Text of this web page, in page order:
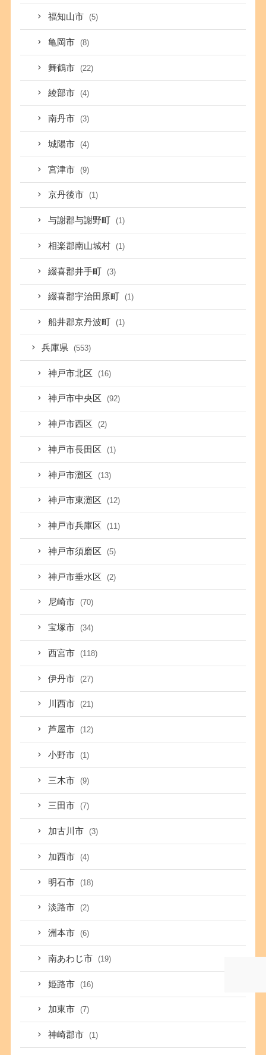
福知山市 (5)
亀岡市 (8)
舞鶴市 (22)
綾部市 (4)
南丹市 (3)
城陽市 (4)
宮津市 (9)
京丹後市 (1)
与謝郡与謝野町 (1)
相楽郡南山城村 (1)
綴喜郡井手町 (3)
綴喜郡宇治田原町 (1)
船井郡京丹波町 (1)
兵庫県 (553)
神戸市北区 (16)
神戸市中央区 (92)
神戸市西区 (2)
神戸市長田区 (1)
神戸市灘区 (13)
神戸市東灘区 (12)
神戸市兵庫区 (11)
神戸市須磨区 (5)
神戸市垂水区 (2)
尼崎市 (70)
宝塚市 (34)
西宮市 (118)
伊丹市 (27)
川西市 (21)
芦屋市 (12)
小野市 (1)
三木市 (9)
三田市 (7)
加古川市 (3)
加西市 (4)
明石市 (18)
淡路市 (2)
洲本市 (6)
南あわじ市 (19)
姫路市 (16)
加東市 (7)
神崎郡市 (1)